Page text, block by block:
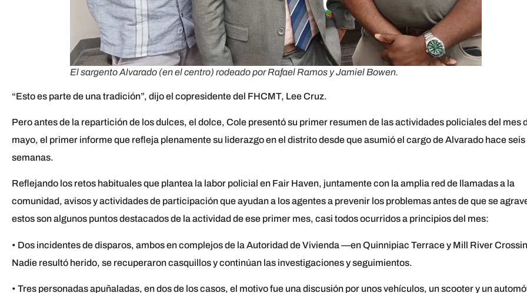
El sargento Alvarado (en el centro) rodeado por Rafael Ramos y Jamiel Bowen.
“Esto es parte de una tradición”, dijo el copresidente del FHCMT, Lee Cruz.
Pero antes de la repartición de los dulces, el dolce, Cole presentó su primer resumen de las actividades policiales del mes
mayo, el primer informe que refleja plenamente su liderazgo en el distrito desde que asumió el cargo de Alvarado hace seis
semanas.
Reflejando los retos habituales que plantea la labor policial en Fair Haven, juntamente con la amplia red de llamadas a la
comunidad, avisos y actividades de participación que ayudan a los agentes a prevenir los problemas antes de que se
estos son algunos puntos destacados de la actividad de ese primer mes, casi todos ocurridos a principios del mes:
• Dos incidentes de disparos, ambos en complejos de la Autoridad de Vivienda —en Quinnipiac Terrace y Mill River
Nadie resultó herido, se recuperaron casquillos y continúan las investigaciones y seguimientos.
• Tres personadas apuñaladas, en dos de los casos, el motivo fue una discusión por unos vehículos, un scooter y un